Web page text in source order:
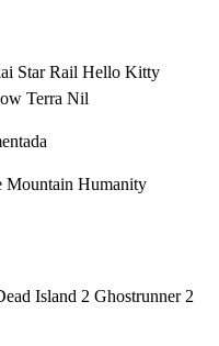
Star Rail Hello Kitty
Terra Nil
Mountain Humanity
Island 2 Ghostrunner 2